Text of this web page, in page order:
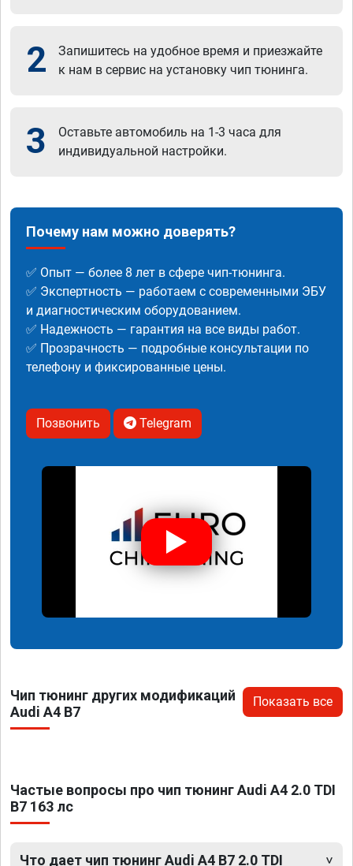
2
Запишитесь на удобное время и приезжайте
к нам в сервис на установку чип тюнинга.
3
Оставьте автомобиль на 1-3 часа для
индивидуальной настройки.
Почему нам можно доверять?
✅ Опыт — более 8 лет в сфере чип-тюнинга.
✅ Экспертность — работаем с современными ЭБУ
и диагностическим оборудованием.
✅ Надежность — гарантия на все виды работ.
✅ Прозрачность — подробные консультации по
телефону и фиксированные цены.
Позвонить Telegram
Чип тюнинг других модификаций
Audi A4 B7
Показать все
Частые вопросы про чип тюнинг Audi A4 2.0 TDI
B7 163 лс
Что дает чип тюнинг Audi A4 B7 2.0 TDI